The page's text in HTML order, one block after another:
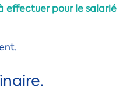
effectuer pour le salarié